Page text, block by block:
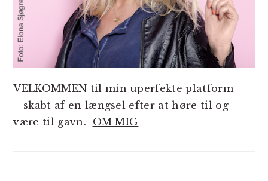
VELKOMMEN til min uperfekte platform
– skabt af en længsel efter at høre til og
være til gavn. OM MIG